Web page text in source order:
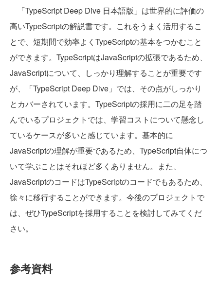
「TypeScript Deep Dive 日本語版」は世界的に評価の
高いTypeScriptの解説書です。これをうまく活用するこ
とで、短期間で効率よくTypeScriptの基本をつかむこと
ができます。TypeScriptはJavaScriptの拡張であるため、
JavaScriptについて、しっかり理解することが重要です
が、「TypeScript Deep Dive」では、その点がしっかり
とカバーされています。TypeScriptの採用に二の足を踏
んでいるプロジェクトでは、学習コストについて懸念し
ているケースが多いと感じています。基本的に
JavaScriptの理解が重要であるため、TypeScript自体につ
いて学ぶことはそれほど多くありません。また、
JavaScriptのコードはTypeScriptのコードでもあるため、
徐々に移行することができます。今後のプロジェクトで
は、ぜひTypeScriptを採用することを検討してみてくだ
さい。
参考資料